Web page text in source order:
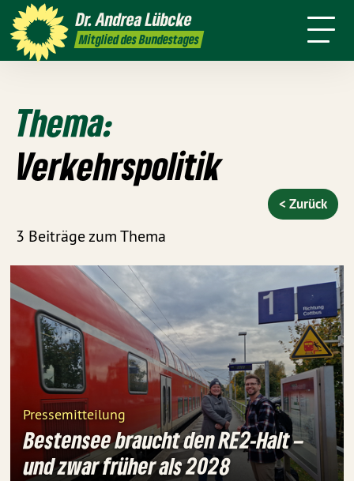
Dr. AndreaLübcke
Mitglied des Bundestages
Termine Presse
mich Themen
Thema:
Verkehrspolitik
3 Beiträge zum Thema
< Zurück
Pressemitteilung
Bestensee braucht den RE2-Halt –
und zwar früher als 2028